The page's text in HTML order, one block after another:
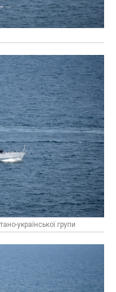
української групи